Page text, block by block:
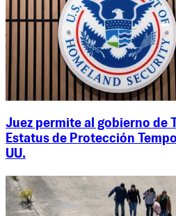
Juez permite al gobierno de
Estatus de Protección
UU.